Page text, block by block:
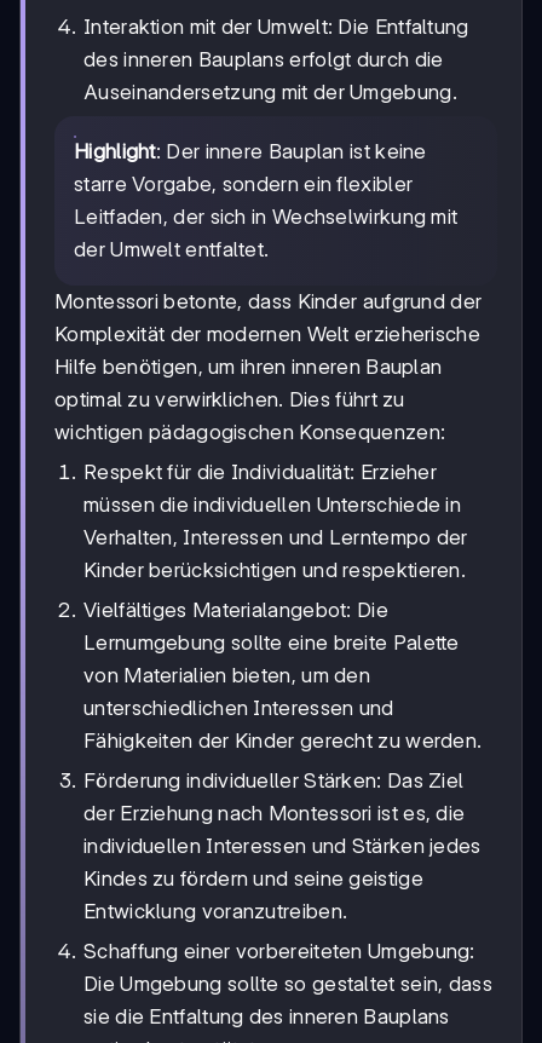
Interaktion mit der Umwelt: Die Entfaltung
des inneren Bauplans erfolgt durch die
Auseinandersetzung mit der Umgebung.
Highlight: Der innere Bauplan ist keine
starre Vorgabe, sondern ein flexibler
Leitfaden, der sich in Wechselwirkung mit
der Umwelt entfaltet.
Montessori betonte, dass Kinder aufgrund der
Komplexität der modernen Welt erzieherische
Hilfe benötigen, um ihren inneren Bauplan
optimal zu verwirklichen. Dies führt zu
wichtigen pädagogischen Konsequenzen:
Respekt für die Individualität: Erzieher
müssen die individuellen Unterschiede in
Verhalten, Interessen und Lerntempo der
Kinder berücksichtigen und respektieren.
Vielfältiges Materialangebot: Die
Lernumgebung sollte eine breite Palette
von Materialien bieten, um den
unterschiedlichen Interessen und
Fähigkeiten der Kinder gerecht zu werden.
Förderung individueller Stärken: Das Ziel
der Erziehung nach Montessori ist es, die
individuellen Interessen und Stärken jedes
Kindes zu fördern und seine geistige
Entwicklung voranzutreiben.
Schaffung einer vorbereiteten Umgebung:
Die Umgebung sollte so gestaltet sein, dass
sie die Entfaltung des inneren Bauplans